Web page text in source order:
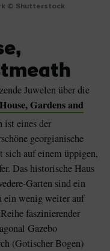
© Shutterstock
Juwelen über die
Gardens and
ist eines der
georgianische
sich auf einem üppigen,
Das historische Haus
Garten sind ein
ein wenig weiter auf
faszinierender
Gazebo
(Gotischer Bogen)